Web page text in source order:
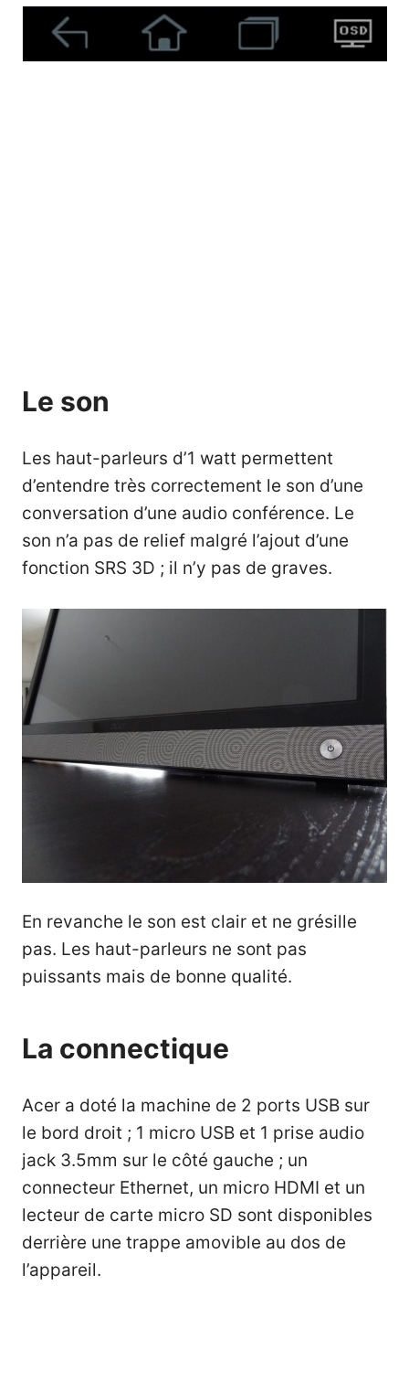
Le son
Les haut-parleurs d’1 watt permettent
d’entendre très correctement le son d’une
conversation d’une audio conférence. Le
son n’a pas de relief malgré l’ajout d’une
fonction SRS 3D ; il n’y pas de graves.
En revanche le son est clair et ne grésille
pas. Les haut-parleurs ne sont pas
puissants mais de bonne qualité.
La connectique
Acer a doté la machine de 2 ports USB sur
le bord droit ; 1 micro USB et 1 prise audio
jack 3.5mm sur le côté gauche ; un
connecteur Ethernet, un micro HDMI et un
lecteur de carte micro SD sont disponibles
derrière une trappe amovible au dos de
l’appareil.